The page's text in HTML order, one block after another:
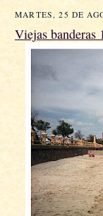
MARTES, 25 DE
Viejas banderas